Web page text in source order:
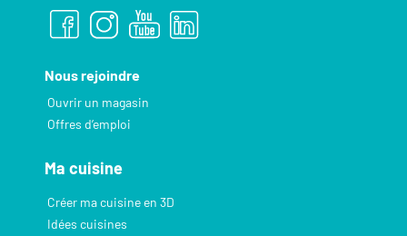
Nous rejoindre
Ouvrir un magasin
Offres d’emploi
Ma cuisine
Créer ma cuisine en 3D
Idées cuisines